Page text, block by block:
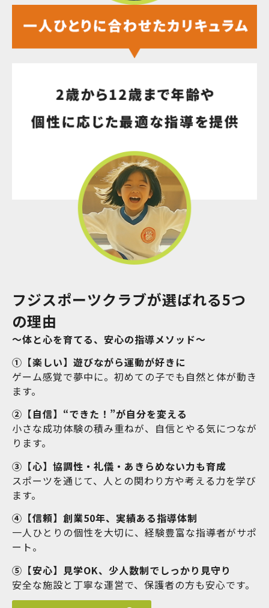
フジスポーツクラブが選ばれる5つ
の理由
〜体と心を育てる、安心の指導メソッド〜
①【楽しい】遊びながら運動が好きに
ゲーム感覚で夢中に。初めての子でも自然と体が動き
ます。
②【自信】“できた！”が自分を変える
小さな成功体験の積み重ねが、自信とやる気につなが
ります。
③【心】協調性・礼儀・あきらめない力も育成
スポーツを通じて、人との関わり方や考える力を学び
ます。
④【信頼】創業50年、実績ある指導体制
一人ひとりの個性を大切に、経験豊富な指導者がサポ
ート。
⑤【安心】見学OK、少人数制でしっかり見守り
安全な施設と丁寧な運営で、保護者の方も安心です。